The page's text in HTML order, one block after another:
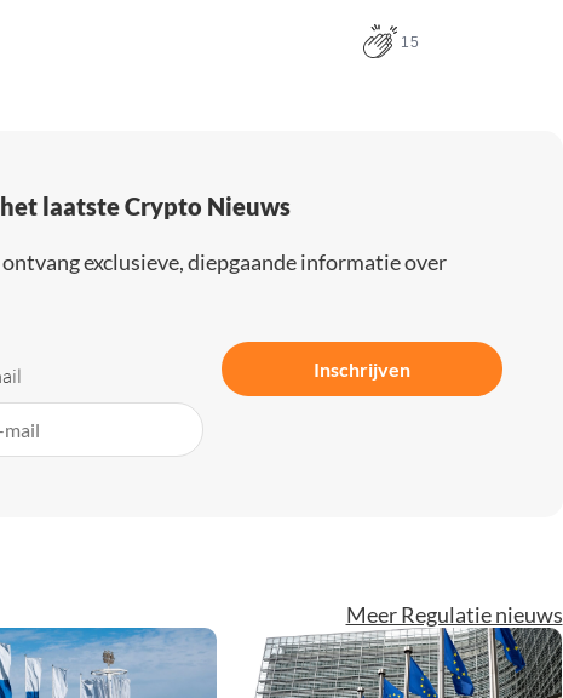
15
laatste Crypto Nieuws
exclusieve, diepgaande informatie over
Inschrijven
Meer Regulatie nieuws